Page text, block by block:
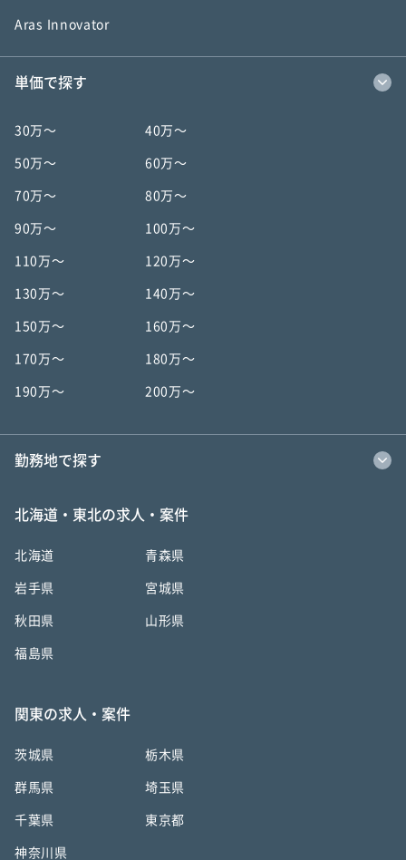
Aras Innovator
単価で探す
30万〜 40万〜
50万〜 60万〜
70万〜 80万〜
90万〜 100万〜
110万〜 120万〜
130万〜 140万〜
150万〜 160万〜
170万〜 180万〜
190万〜 200万〜
勤務地で探す
北海道・東北の求人・案件
北海道 青森県
岩手県 宮城県
秋田県 山形県
福島県
関東の求人・案件
茨城県 栃木県
群馬県 埼玉県
千葉県 東京都
神奈川県